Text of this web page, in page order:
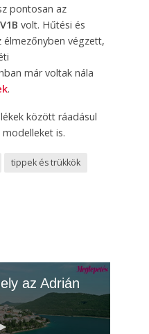
pontosan az
volt. Hűtési és
végzett,
már voltak nála
.
között ráadásul
is.
tippek és trükkök
az Adrián